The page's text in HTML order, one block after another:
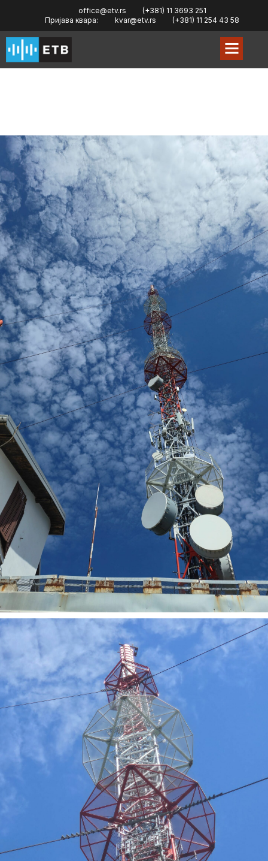
office@etv.rs
(+381) 11 3693 251
Пријава квара:
kvar@etv.rs (+381) 11 254 43 58